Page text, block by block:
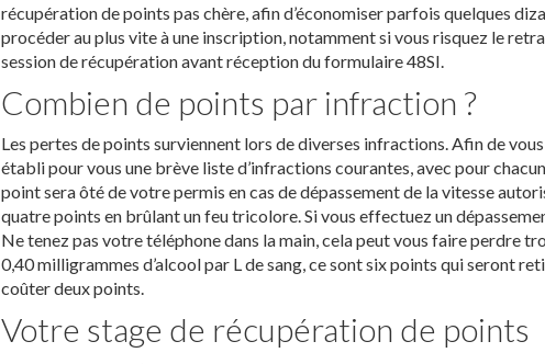
récupération de points pas chère, afin d’économiser parfois quelques
procéder au plus vite à une inscription, notamment si vous risquez le
session de récupération avant réception du formulaire 48SI.
Combien de points par infraction ?
Les pertes de points surviennent lors de diverses infractions. Afin de
établi pour vous une brève liste d’infractions courantes, avec pour
point sera ôté de votre permis en cas de dépassement de la vitesse
quatre points en brûlant un feu tricolore. Si vous effectuez un
Ne tenez pas votre téléphone dans la main, cela peut vous faire perdre
0,40 milligrammes d’alcool par L de sang, ce sont six points qui seront
coûter deux points.
Votre stage de récupération de points